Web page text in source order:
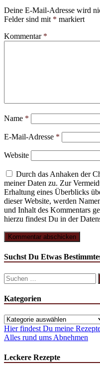
Deine E-Mail-Adresse wird
Felder sind mit * markiert
Kommentar *
Name *
E-Mail-Adresse *
Website
Durch das Anhaken der
meiner Daten zu. Zur
Erhaltung eines Überblicks
dieser Website, werden
und Inhalt des Kommentars
hierzu findest Du in der
Suchst Du Etwas
Suchen
nach:
Kategorien
Kategorien
Hier findest Du meine
Alles rund ums Abnehmen
Leckere Rezepte